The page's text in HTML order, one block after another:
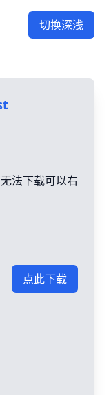
切换深浅
法下载可以右
点此下载